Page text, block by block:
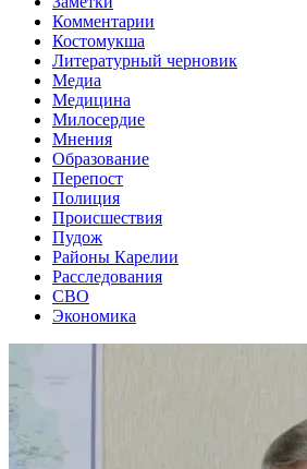
Комментарии
Костомукша
Литературный черновик
Медиа
Медицина
Милосердие
Мнения
Образование
Перепост
Полиция
Происшествия
Пудож
Районы Карелии
Расследования
СВО
Экономика